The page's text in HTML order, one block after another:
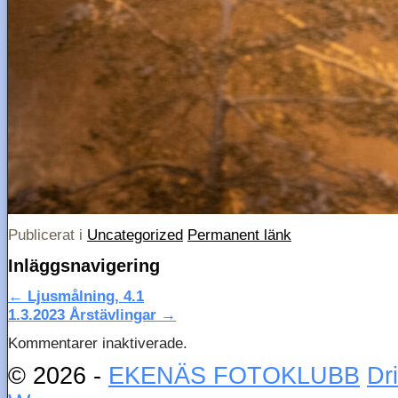
Publicerat i Uncategorized Permanent länk
Inläggsnavigering
← Ljusmålning, 4.1
1.3.2023 Årstävlingar →
Kommentarer inaktiverade.
© 2026 - EKENÄS FOTOKLUBB